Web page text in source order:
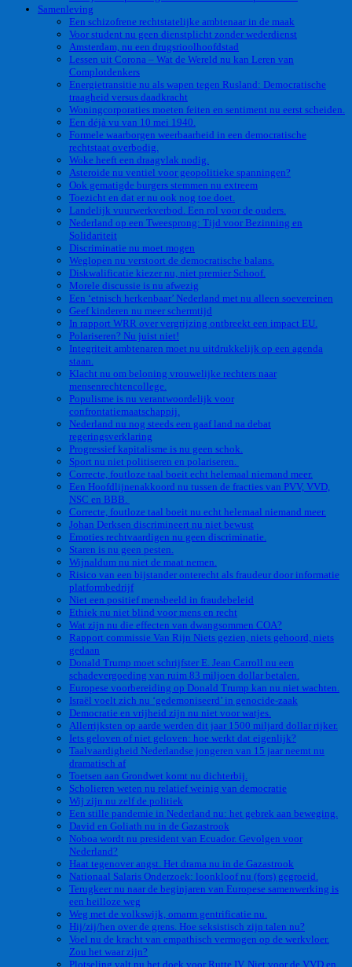
Samenleving
Een schizofrene rechtstatelijke ambtenaar in de maak
Voor student nu geen dienstplicht zonder wederdienst
Amsterdam, nu een drugsrioolhoofdstad
Lessen uit Corona – Wat de Wereld nu kan Leren van
Complotdenkers
Energietransitie nu als wapen tegen Rusland: Democratische
traagheid versus daadkracht
Woningcorporaties moeten feiten en sentiment nu eerst scheiden.
Een déjà vu van 10 mei 1940.
Formele waarborgen weerbaarheid in een democratische
rechtstaat overbodig.
Woke heeft een draagvlak nodig.
Asteroide nu ventiel voor geopolitieke spanningen?
Ook gematigde burgers stemmen nu extreem
Toezicht en dat er nu ook nog toe doet.
Landelijk vuurwerkverbod. Een rol voor de ouders.
Nederland op een Tweesprong: Tijd voor Bezinning en
Solidariteit
Discriminatie nu moet mogen
Weglopen nu verstoort de democratische balans.
Diskwalificatie kiezer nu, niet premier Schoof.
Morele discussie is nu afwezig
Een ‘etnisch herkenbaar’ Nederland met nu alleen soevereinen
Geef kinderen nu meer schermtijd
In rapport WRR over vergrijzing ontbreekt een impact EU.
Polariseren? Nu juist niet!
Integriteit ambtenaren moet nu uitdrukkelijk op een agenda
staan.
Klacht nu om beloning vrouwelijke rechters naar
mensenrechtencollege.
Populisme is nu verantwoordelijk voor
confrontatiemaatschappij.
Nederland nu nog steeds een gaaf land na debat
regeringsverklaring
Progressief kapitalisme is nu geen schok.
Sport nu niet politiseren en polariseren.
Correcte, foutloze taal boeit echt helemaal niemand meer.
Een Hoofdlijnenakkoord nu tussen de fracties van PVV, VVD,
NSC en BBB.
Correcte, foutloze taal boeit nu echt helemaal niemand meer.
Johan Derksen discrimineert nu niet bewust
Emoties rechtvaardigen nu geen discriminatie.
Staren is nu geen pesten.
Wijnaldum nu niet de maat nemen.
Risico van een bijstander onterecht als fraudeur door informatie
platformbedrijf
Niet een positief mensbeeld in fraudebeleid
Ethiek nu niet blind voor mens en recht
Wat zijn nu die effecten van dwangsommen COA?
Rapport commissie Van Rijn Niets gezien, niets gehoord, niets
gedaan
Donald Trump moet schrijfster E. Jean Carroll nu een
schadevergoeding van ruim 83 miljoen dollar betalen.
Europese voorbereiding op Donald Trump kan nu niet wachten.
Israël voelt zich nu ‘gedemoniseerd’ in genocide-zaak
Democratie en vrijheid zijn nu niet voor watjes.
Allerrijksten op aarde werden dit jaar 1500 miljard dollar rijker.
Iets geloven of niet geloven: hoe werkt dat eigenlijk?
Taalvaardigheid Nederlandse jongeren van 15 jaar neemt nu
dramatisch af
Toetsen aan Grondwet komt nu dichterbij.
Scholieren weten nu relatief weinig van democratie
Wij zijn nu zelf de politiek
Een stille pandemie in Nederland nu: het gebrek aan beweging.
David en Goliath nu in de Gazastrook
Noboa wordt nu president van Ecuador. Gevolgen voor
Nederland?
Haat tegenover angst. Het drama nu in de Gazastrook
Nationaal Salaris Onderzoek: loonkloof nu (fors) gegroeid.
Terugkeer nu naar de beginjaren van Europese samenwerking is
een heilloze weg
Weg met de volkswijk, omarm gentrificatie nu.
Hij/zij/hen over de grens. Hoe seksistisch zijn talen nu?
Voel nu de kracht van empathisch vermogen op de werkvloer.
Zou het waar zijn?
Plotseling valt nu het doek voor Rutte IV. Niet voor de VVD en